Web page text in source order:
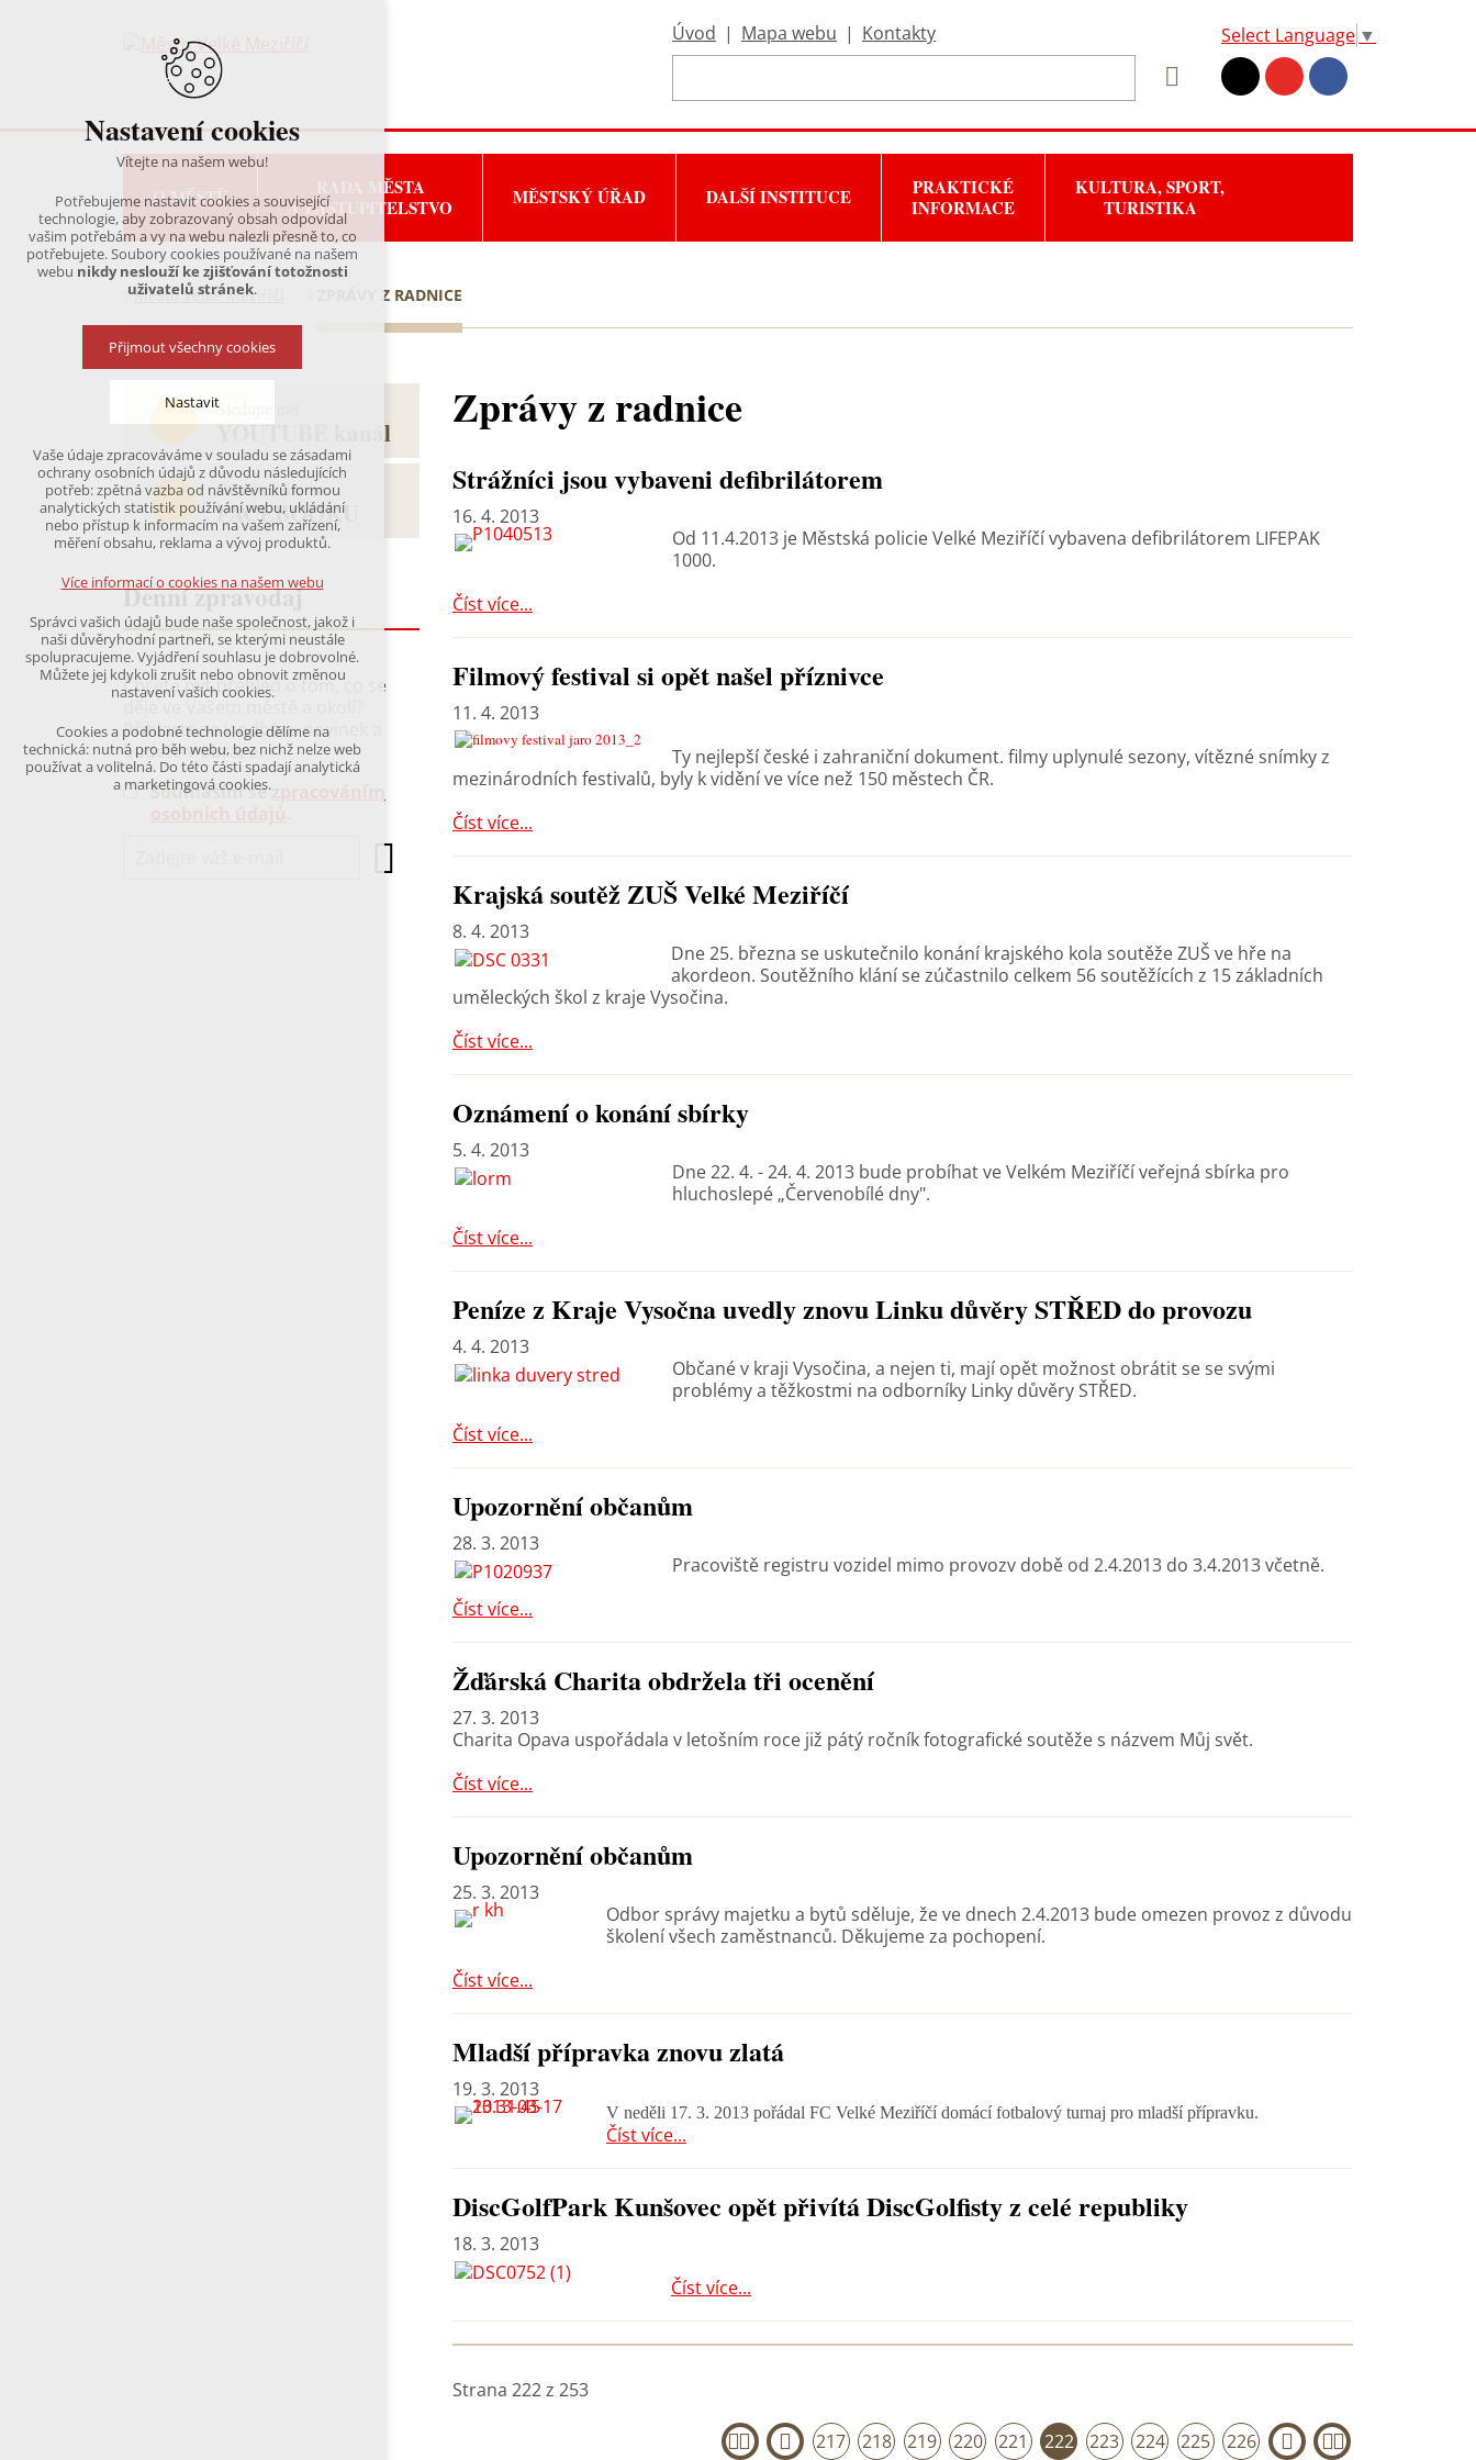
Úvod | Mapa webu | Kontakty Select Language ▼
O MĚSTĚ
RADA MĚSTA
A ZASTUPITELSTVO
MĚSTSKÝ ÚŘAD DALŠÍ INSTITUCE
PRAKTICKÉ
INFORMACE
KULTURA, SPORT,
TURISTIKA
Město Velké Meziříčí ZPRÁVY Z RADNICE
Zprávy z radnice
Strážníci jsou vybaveni defibrilátorem
16. 4. 2013
Od 11.4.2013 je Městská policie Velké Meziříčí vybavena defibrilátorem LIFEPAK
1000.
Číst více...
Filmový festival si opět našel příznivce
11. 4. 2013
Ty nejlepší české i zahraniční dokument. filmy uplynulé sezony, vítězné snímky z
mezinárodních festivalů, byly k vidění ve více než 150 městech ČR.
Číst více...
Krajská soutěž ZUŠ Velké Meziříčí
8. 4. 2013
Dne 25. března se uskutečnilo konání krajského kola soutěže ZUŠ ve hře na
akordeon. Soutěžního klání se zúčastnilo celkem 56 soutěžících z 15 základních
uměleckých škol z kraje Vysočina.
Číst více...
Oznámení o konání sbírky
5. 4. 2013
Dne 22. 4. - 24. 4. 2013 bude probíhat ve Velkém Meziříčí veřejná sbírka pro
hluchoslepé „Červenobílé dny".
Číst více...
Peníze z Kraje Vysočna uvedly znovu Linku důvěry STŘED do provozu
4. 4. 2013
Občané v kraji Vysočina, a nejen ti, mají opět možnost obrátit se se svými
problémy a těžkostmi na odborníky Linky důvěry STŘED.
Číst více...
Upozornění občanům
28. 3. 2013
Pracoviště registru vozidel mimo provozv době od 2.4.2013 do 3.4.2013 včetně.
Číst více...
Žďárská Charita obdržela tři ocenění
27. 3. 2013
Charita Opava uspořádala v letošním roce již pátý ročník fotografické soutěže s názvem Můj svět.
Číst více...
Upozornění občanům
25. 3. 2013
Odbor správy majetku a bytů sděluje, že ve dnech 2.4.2013 bude omezen provoz z důvodu
školení všech zaměstnanců. Děkujeme za pochopení.
Číst více...
Mladší přípravka znovu zlatá
19. 3. 2013
V neděli 17. 3. 2013 pořádal FC Velké Meziříčí domácí fotbalový turnaj pro mladší přípravku.
Číst více...
DiscGolfPark Kunšovec opět přivítá DiscGolfisty z celé republiky
18. 3. 2013
Číst více...
Strana 222 z 253
« ‹ 217 218 219 220 221 222 223 224 225 226 › »
Sledujte náš
YOUTUBE kanál
Fanděte nám na
FACEBOOKU
Denní zpravodaj
Chcete mít přehled o tom, co se
Přihlaste se k odběru novinek a
budete v obraze.
Souhlasím se
Nastavení cookies
Vítejte na našem webu!
Potřebujeme nastavit cookies a související
technologie, aby zobrazovaný obsah odpovídal
vašim potřebám a vy na webu nalezli přesně to, co
potřebujete. Soubory cookies používané na našem
webu nikdy neslouží ke zjišťování totožnosti
uživatelů stránek.
Přijmout všechny cookies
Nastavit
Technická cookies
nutná pro provozování webu
udržení kontextu stránek (session): případná
přihlášení, volby jazyka, apod.
analytická pro anonymizované vyhodnocení
návštěvnosti
marketingová cookies
(Google,Hotjar,Leadfeeder))
Více informací o cookies na našem webu
Přijmout všechny cookies
Odmítnout vše
Vaše údaje zpracováváme v souladu se zásadami
ochrany osobních údajů z důvodu následujících
potřeb: zpětná vazba od návštěvníků formou
analytických statistik používání webu, ukládání
nebo přístup k informacím na vašem zařízení,
měření obsahu, reklama a vývoj produktů.
Více informací o cookies na našem webu
Správci vašich údajů bude naše společnost, jakož i
naši důvěryhodní partneři, se kterými neustále
spolupracujeme. Vyjádření souhlasu je dobrovolné.
Můžete jej kdykoli zrušit nebo obnovit změnou
nastavení vašich cookies.
Cookies a podobné technologie dělíme na
technická: nutná pro běh webu, bez nichž nelze web
používat a volitelná. Do této části spadají analytická
a marketingová cookies.